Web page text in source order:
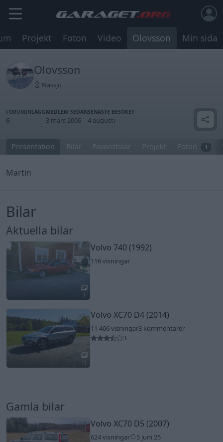
Projekt Foton Video Olovsson Min sida
Olovsson
Nässjö
FORUMINLÄGG
6
MEDLEM SEDAN
3 mars 2006
SENASTE BESÖKET
4 augusti
Presentation Bilar Favoritbilar Projekt Foton 1
Martin
Bilar
Aktuella bilar
1
Volvo 740 (1992)
116 visningar
13
Volvo XC70 D4 (2014)
11 406 visningar3 kommentarer
3
Gamla bilar
Volvo XC70 D5 (2007)
624 visningar 5 juni 25